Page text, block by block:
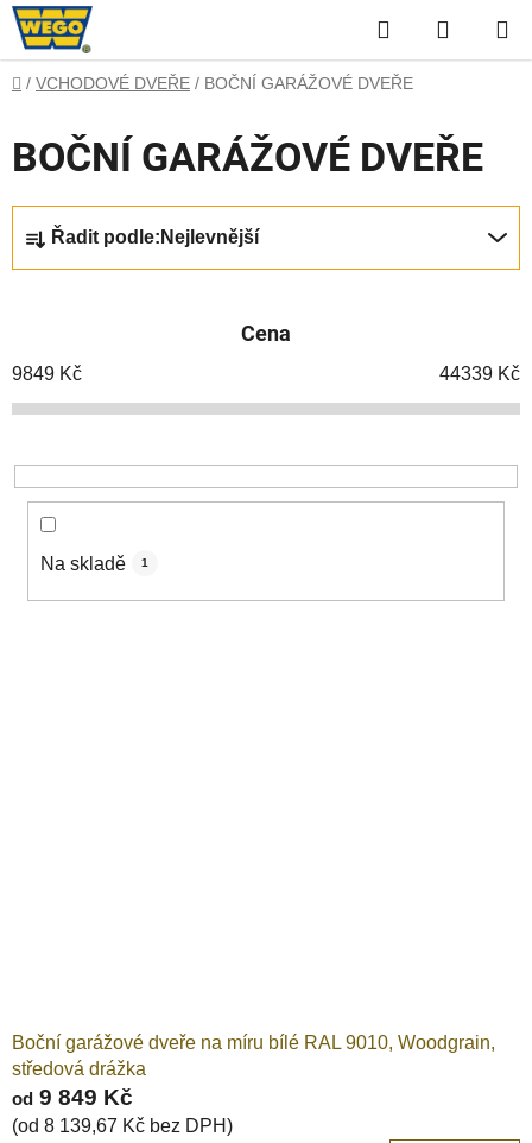
Přejít
na
obsah
Hledat
KOŠÍK
Domů
/ VCHODOVÉ DVEŘE / BOČNÍ GARÁŽOVÉ DVEŘE
BOČNÍ GARÁŽOVÉ DVEŘE
í
p
o
d
Řadit podle: Nejlevnější
Cena
9849 Kč 44339 Kč
Na skladě 1
Boční garážové dveře na míru bílé RAL 9010, Woodgrain,
středová drážka
od 9 849 Kč
(od 8 139,67 Kč bez DPH)